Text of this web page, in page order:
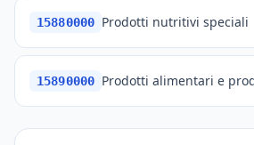
15880000 Prodotti nutritivi speciali
15890000 Prodotti alimentari e